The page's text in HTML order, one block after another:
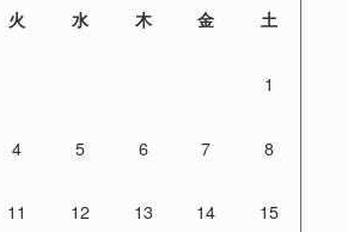
火 水 木 金 土
1
4 5 6 7 8
11 12 13 14 15